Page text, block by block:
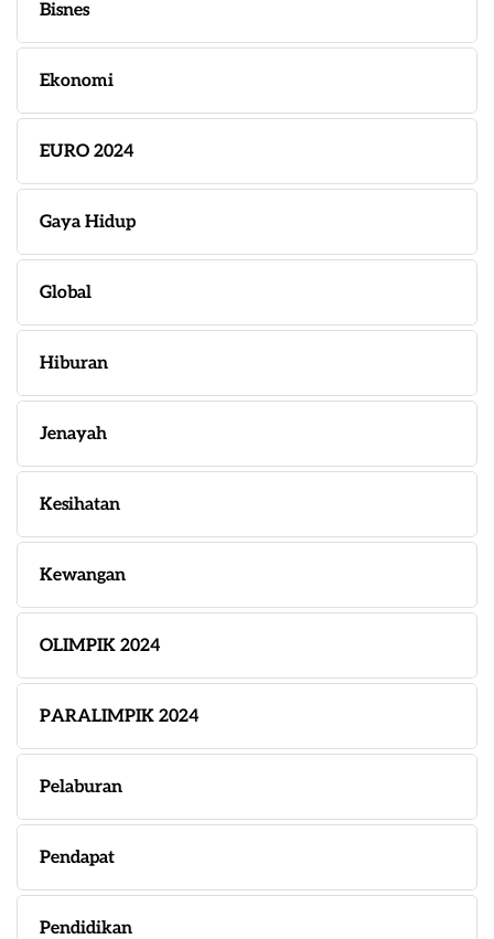
Bisnes
Ekonomi
EURO 2024
Gaya Hidup
Global
Hiburan
Jenayah
Kesihatan
Kewangan
OLIMPIK 2024
PARALIMPIK 2024
Pelaburan
Pendapat
Pendidikan